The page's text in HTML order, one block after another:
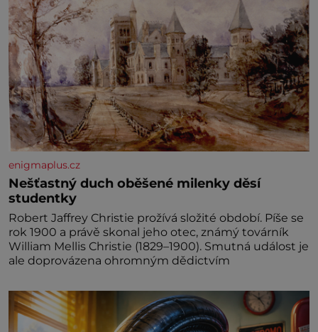
enigmaplus.cz
Nešťastný duch oběšené milenky děsí
studentky
Robert Jaffrey Christie prožívá složité období. Píše se
rok 1900 a právě skonal jeho otec, známý továrník
William Mellis Christie (1829–1900). Smutná událost je
ale doprovázena ohromným dědictvím